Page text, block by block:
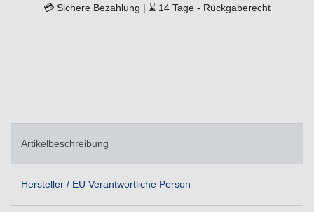
💳 Sichere Bezahlung | ⌛ 14 Tage - Rückgaberecht
Artikelbeschreibung
Hersteller / EU Verantwortliche Person